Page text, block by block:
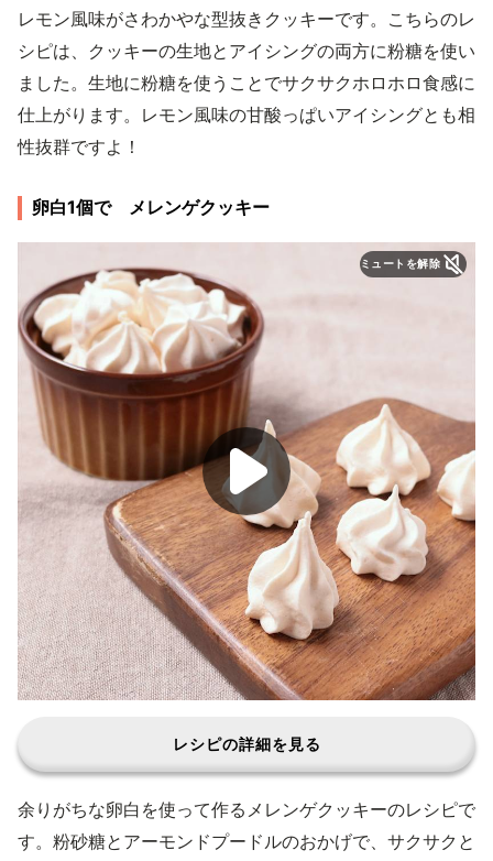
レモン風味がさわかやな型抜きクッキーです。こちらのレ
シピは、クッキーの生地とアイシングの両方に粉糖を使い
ました。生地に粉糖を使うことでサクサクホロホロ食感に
仕上がります。レモン風味の甘酸っぱいアイシングとも相
性抜群ですよ！
卵白1個で メレンゲクッキー
ミュートを解除
レシピの詳細を見る
余りがちな卵白を使って作るメレンゲクッキーのレシピで
す。粉砂糖とアーモンドプードルのおかげで、サクサクと